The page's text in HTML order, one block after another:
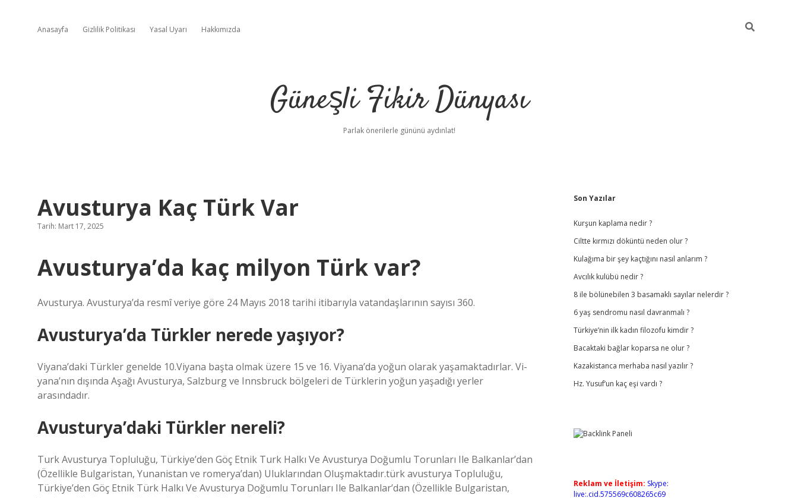
Anasayfa Gizlilik Politikası Yasal Uyarı Hakkımızda
Güneşli Fikir Dünyası
Parlak önerilerle gününü aydınlat!
Avusturya Kaç Türk Var
Tarih: Mart 17, 2025
Avusturya’da kaç milyon Türk var?
Avusturya. Avusturya’da resmî veriye göre 24 Mayıs 2018 tarihi itibarıyla vatandaşlarının sayısı 360.
Avusturya’da Türkler nerede yaşıyor?
Viyana’daki Türkler genelde 10.Viyana başta olmak üzere 15 ve 16. Viyana’da yoğun olarak yaşamaktadırlar. Vi-
yana’nın dışında Aşağı Avusturya, Salzburg ve Innsbruck bölgeleri de Türklerin yoğun yaşadığı yerler
arasındadır.
Avusturya’daki Türkler nereli?
Turk Avusturya Topluluğu, Türkiye’den Göç Etnik Turk Halkı Ve Avusturya Doğumlu Torunları Ile Balkanlar’dan
(Özellikle Bulgaristan, Yunanistan ve romerya’dan) Uluklarından Oluşmaktadır.türk avusturya Topluluğu,
Türkiye’den Göç Etnik Türk Halkı Ve Avusturya Doğumlu Torunları Ile Balkanlar’dan (Özellikle Bulgaristan,
Sidebar
Son Yazılar
Kurşun kaplama nedir ?
Ciltte kırmızı döküntü neden olur ?
Kulağıma bir şey kaçtığını nasıl anlarım ?
Avcılık kulübü nedir ?
8 ile bölünebilen 3 basamaklı sayılar nelerdir ?
6 yaş sendromu nasıl davranmalı ?
Türkiye’nin ilk kadın filozofu kimdir ?
Bacaktaki bağlar koparsa ne olur ?
Kazakistanca merhaba nasıl yazılır ?
Hz. Yusuf’un kaç eşi vardı ?
Reklam ve İletişim: Skype:
live:.cid.575569c608265c69
hiltonbetvdcasino güncel giriş